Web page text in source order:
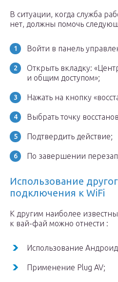
В ситуации, когда служба
нет, должны помочь
Войти в панель
Открыть вкладку:
и общим доступом»;
Нажать на кнопку
Выбрать точку
Подтвердить действие;
По завершении
Использование
подключения к WiFi
К другим наиболее
к вай-фай можно отнести :
Использование
Применение Plug AV;